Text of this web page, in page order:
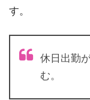
す。
休日出勤
む。